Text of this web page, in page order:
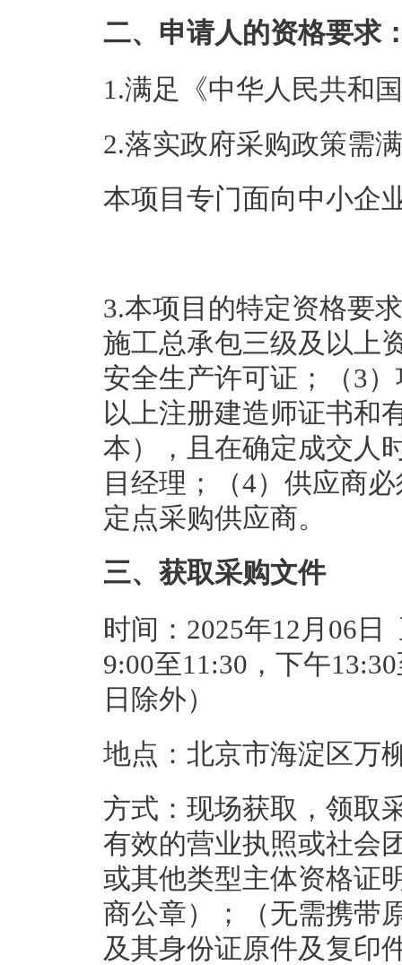
二、申请人的资格要求
1.满足《中华人民共和
2.落实政府采购政策需
本项目专门面向中小企
3.本项目的特定资格要
施工总承包三级及以上
安全生产许可证；（3
以上注册建造师证书和
本），且在确定成交人
目经理；（4）供应商
定点采购供应商。
三、获取采购文件
时间：2025年12月06
9:00至11:30，下午
日除外）
地点：北京市海淀区万
方式：现场获取，领取
有效的营业执照或社会
或其他类型主体资格证
商公章）；（无需携带
及其身份证原件及复印